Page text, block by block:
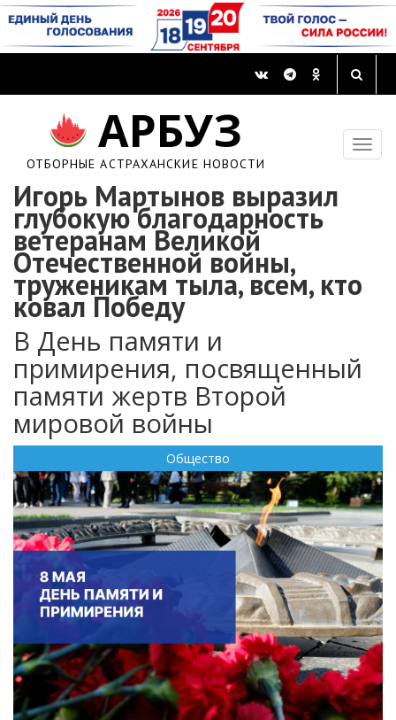
АРБУЗ
ОТБОРНЫЕ АСТРАХАНСКИЕ НОВОСТИ
Игорь Мартынов выразил
глубокую благодарность
ветеранам Великой
Отечественной войны,
труженикам тыла, всем, кто
ковал Победу
В День памяти и
примирения, посвященный
памяти жертв Второй
мировой войны
Общество